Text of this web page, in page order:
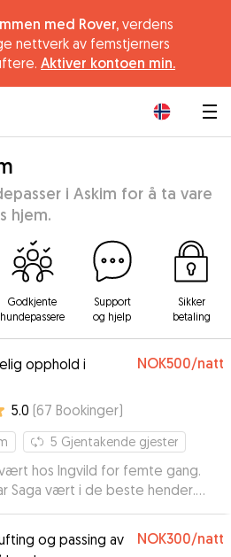
med Rover, verdens
nettverk av femstjerners
Aktiver kontoen min.
i Askim for å ta vare
hjem.
Godkjente
hundepassere
Support
og hjelp
Sikker
betaling
opphold i
NOK500/natt
5.0 (67 Bookinger)
5 Gjentakende gjester
vært hos Ingvild for femte gang.
Saga vært i de beste hender.
fornøyd når jeg leverer henne,
når jeg henter henne. Hatt
og jeg har fått fine bilder fra
og passing av
NOK300/natt